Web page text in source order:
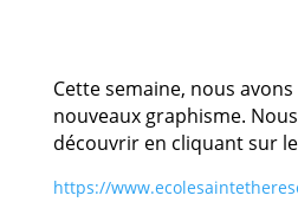
Cette semaine, nous
nouveaux graphisme.
découvrir en cliquant sur
https://